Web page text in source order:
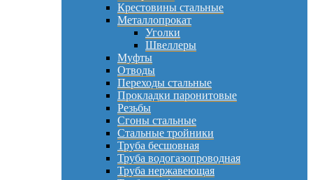
Крестовины стальные
Металлопрокат
Уголки
Швеллеры
Муфты
Отводы
Переходы стальные
Прокладки паронитовые
Резьбы
Сгоны стальные
Стальные тройники
Труба бесшовная
Труба водогазопроводная
Труба нержавеющая